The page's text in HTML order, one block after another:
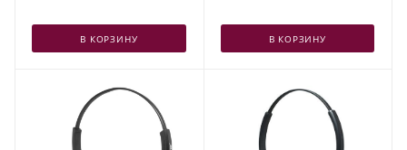
В КОРЗИНУ В КОРЗИНУ